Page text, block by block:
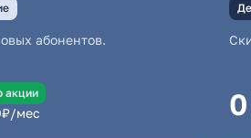
абонентов.
акции
₽/мес 0